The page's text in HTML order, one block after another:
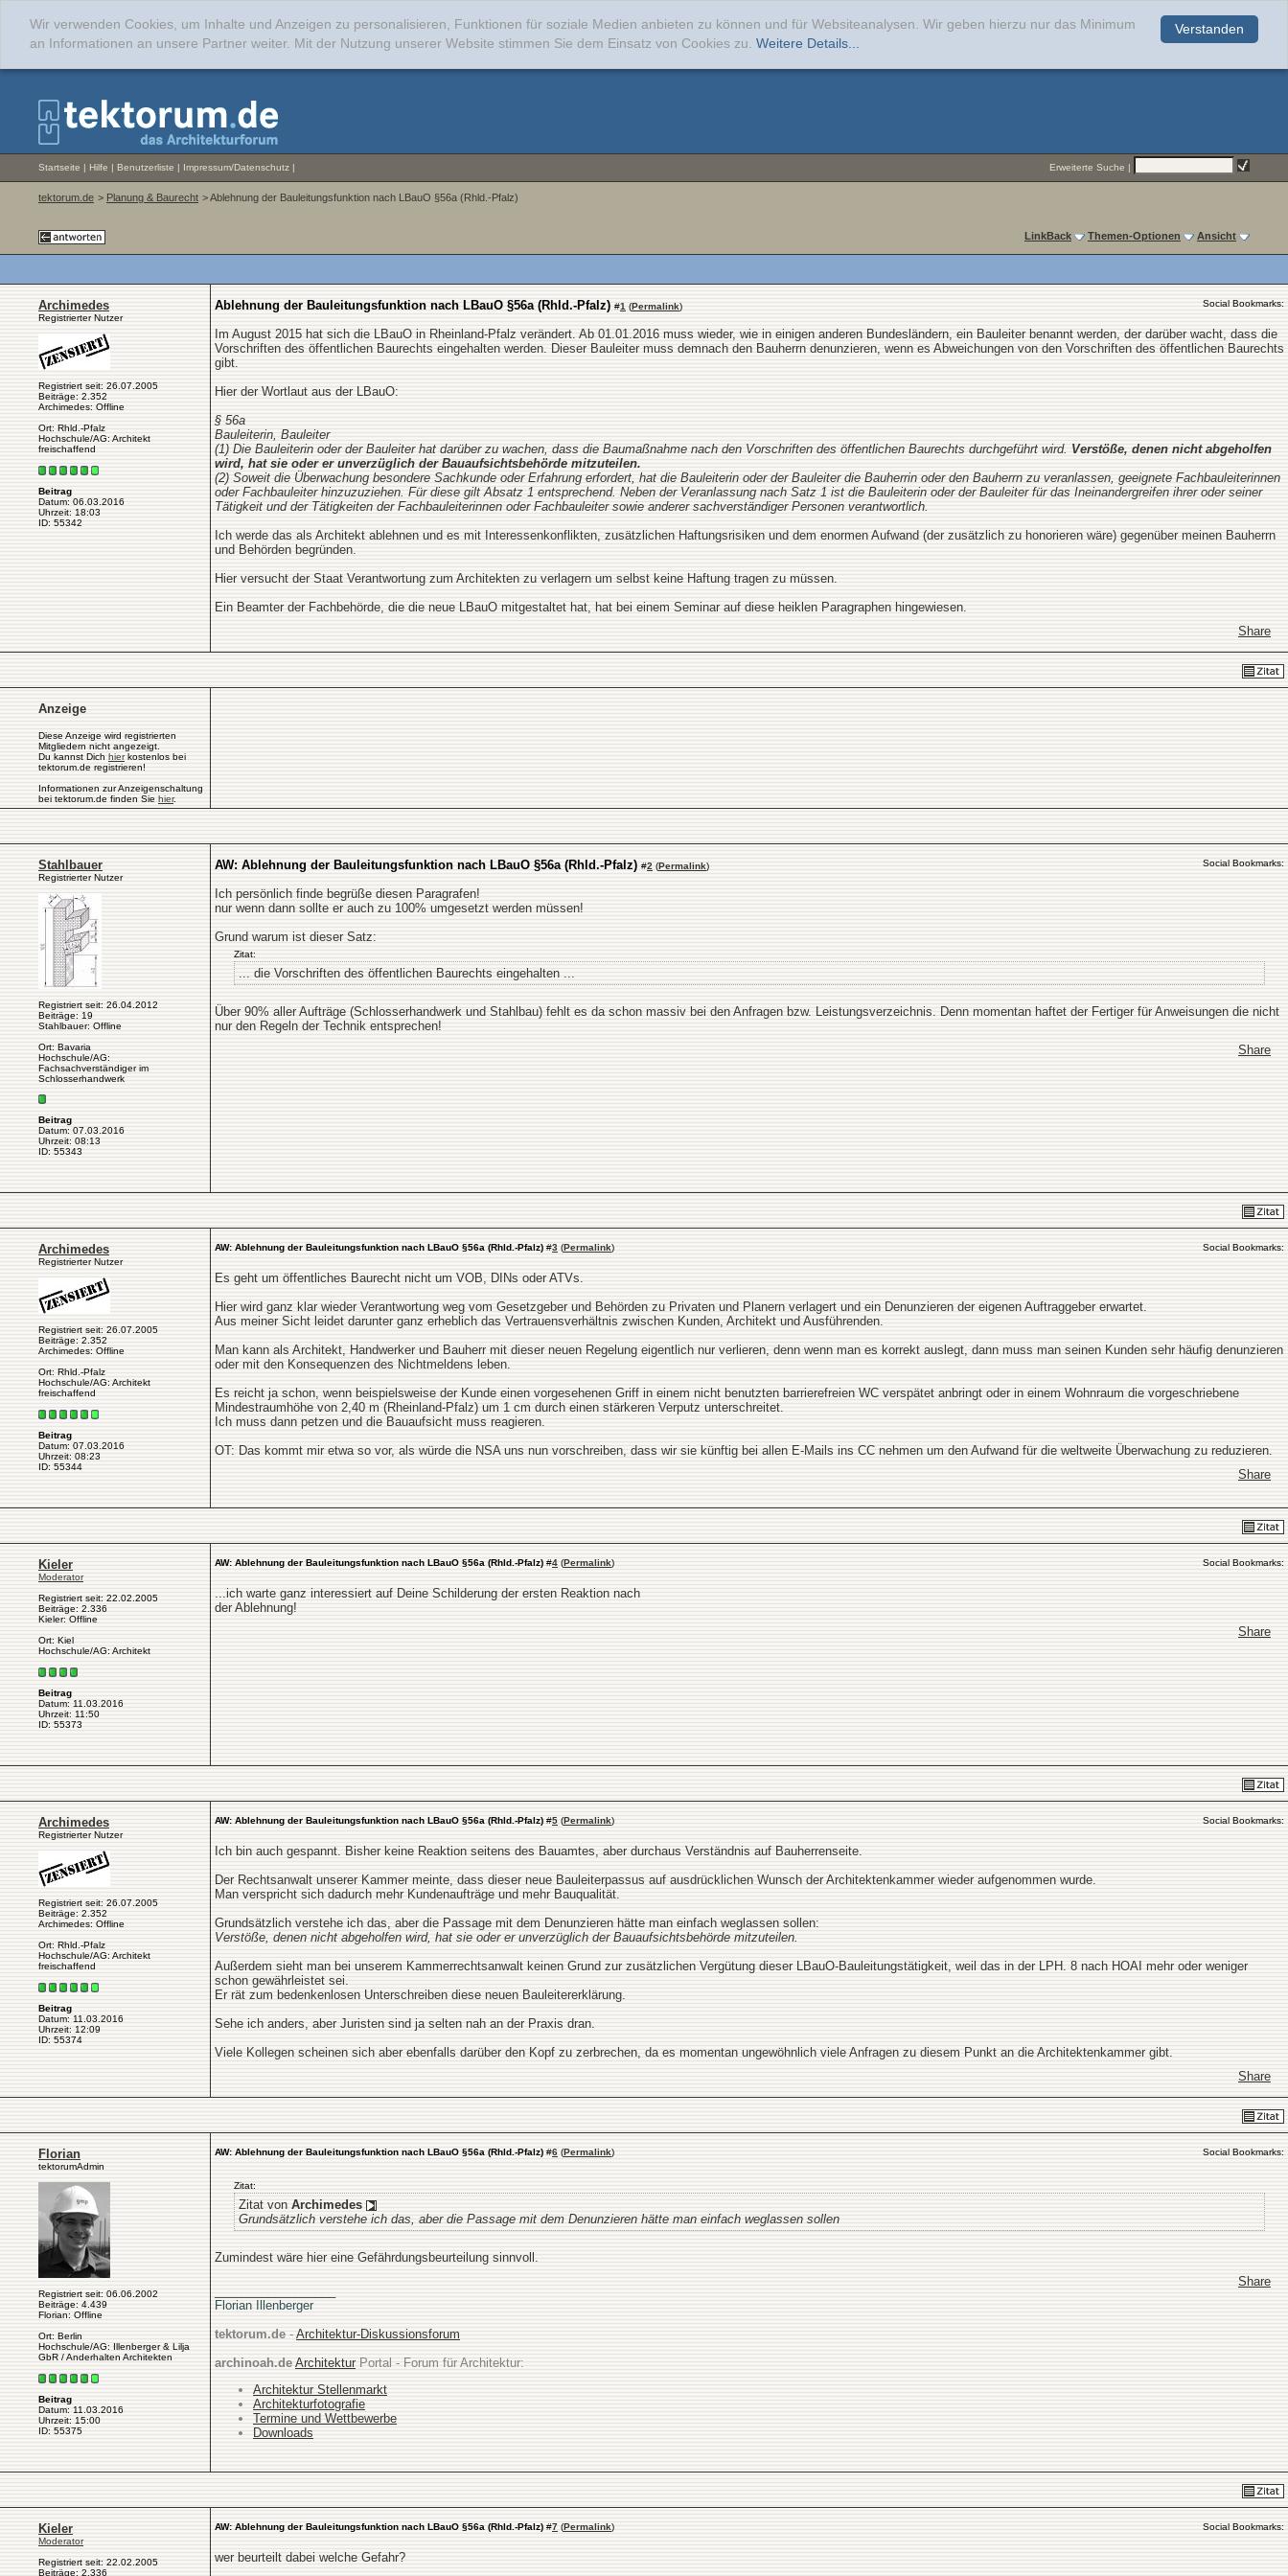
Verstanden
Wir verwenden Cookies, um Inhalte und Anzeigen zu personalisieren, Funktionen für soziale Medien anbieten zu können und für Websiteanalysen. Wir geben hierzu nur das Minimum
an Informationen an unsere Partner weiter. Mit der Nutzung unserer Website stimmen Sie dem Einsatz von Cookies zu. Weitere Details...
Startseite | Hilfe | Benutzerliste | Impressum/Datenschutz | Erweiterte Suche |
tektorum.de > Planung & Baurecht > Ablehnung der Bauleitungsfunktion nach LBauO §56a (Rhld.-Pfalz)
LinkBack Themen-Optionen Ansicht
Archimedes
Registrierter Nutzer
Registriert seit: 26.07.2005
Beiträge: 2.352
Archimedes: Offline
Ort: Rhld.-Pfalz
Hochschule/AG: Architekt
freischaffend
Beitrag
Datum: 06.03.2016
Uhrzeit: 18:03
ID: 55342
Ablehnung der Bauleitungsfunktion nach LBauO §56a (Rhld.-Pfalz) #1 (Permalink) Social Bookmarks:
Im August 2015 hat sich die LBauO in Rheinland-Pfalz verändert. Ab 01.01.2016 muss wieder, wie in einigen anderen Bundesländern, ein Bauleiter benannt werden, der darüber wacht, dass die
Vorschriften des öffentlichen Baurechts eingehalten werden. Dieser Bauleiter muss demnach den Bauherrn denunzieren, wenn es Abweichungen von den Vorschriften des öffentlichen Baurechts
gibt.
Hier der Wortlaut aus der LBauO:
§ 56a
Bauleiterin, Bauleiter
(1) Die Bauleiterin oder der Bauleiter hat darüber zu wachen, dass die Baumaßnahme nach den Vorschriften des öffentlichen Baurechts durchgeführt wird. Verstöße, denen nicht abgeholfen
wird, hat sie oder er unverzüglich der Bauaufsichtsbehörde mitzuteilen.
(2) Soweit die Überwachung besondere Sachkunde oder Erfahrung erfordert, hat die Bauleiterin oder der Bauleiter die Bauherrin oder den Bauherrn zu veranlassen, geeignete Fachbauleiterinnen
oder Fachbauleiter hinzuzuziehen. Für diese gilt Absatz 1 entsprechend. Neben der Veranlassung nach Satz 1 ist die Bauleiterin oder der Bauleiter für das Ineinandergreifen ihrer oder seiner
Tätigkeit und der Tätigkeiten der Fachbauleiterinnen oder Fachbauleiter sowie anderer sachverständiger Personen verantwortlich.
Ich werde das als Architekt ablehnen und es mit Interessenkonflikten, zusätzlichen Haftungsrisiken und dem enormen Aufwand (der zusätzlich zu honorieren wäre) gegenüber meinen Bauherrn
und Behörden begründen.
Hier versucht der Staat Verantwortung zum Architekten zu verlagern um selbst keine Haftung tragen zu müssen.
Ein Beamter der Fachbehörde, die die neue LBauO mitgestaltet hat, hat bei einem Seminar auf diese heiklen Paragraphen hingewiesen.
Share
Anzeige
Diese Anzeige wird registrierten
Mitgliedern nicht angezeigt.
Du kannst Dich hierkostenlos bei
tektorum.de registrieren!
Informationen zur Anzeigenschaltung
bei tektorum.de finden Sie hier.
Stahlbauer
Registrierter Nutzer
Registriert seit: 26.04.2012
Beiträge: 19
Stahlbauer: Offline
Ort: Bavaria
Hochschule/AG:
Fachsachverständiger im
Schlosserhandwerk
Beitrag
Datum: 07.03.2016
Uhrzeit: 08:13
ID: 55343
AW: Ablehnung der Bauleitungsfunktion nach LBauO §56a (Rhld.-Pfalz) #2 (Permalink) Social Bookmarks:
Ich persönlich finde begrüße diesen Paragrafen!
nur wenn dann sollte er auch zu 100% umgesetzt werden müssen!
Grund warum ist dieser Satz:
Zitat:
... die Vorschriften des öffentlichen Baurechts eingehalten ...
Über 90% aller Aufträge (Schlosserhandwerk und Stahlbau) fehlt es da schon massiv bei den Anfragen bzw. Leistungsverzeichnis. Denn momentan haftet der Fertiger für Anweisungen die nicht
nur den Regeln der Technik entsprechen!
Share
Archimedes
Registrierter Nutzer
Registriert seit: 26.07.2005
Beiträge: 2.352
Archimedes: Offline
Ort: Rhld.-Pfalz
Hochschule/AG: Architekt
freischaffend
Beitrag
Datum: 07.03.2016
Uhrzeit: 08:23
ID: 55344
AW: Ablehnung der Bauleitungsfunktion nach LBauO §56a (Rhld.-Pfalz) #3 (Permalink) Social Bookmarks:
Es geht um öffentliches Baurecht nicht um VOB, DINs oder ATVs.
Hier wird ganz klar wieder Verantwortung weg vom Gesetzgeber und Behörden zu Privaten und Planern verlagert und ein Denunzieren der eigenen Auftraggeber erwartet.
Aus meiner Sicht leidet darunter ganz erheblich das Vertrauensverhältnis zwischen Kunden, Architekt und Ausführenden.
Man kann als Architekt, Handwerker und Bauherr mit dieser neuen Regelung eigentlich nur verlieren, denn wenn man es korrekt auslegt, dann muss man seinen Kunden sehr häufig denunzieren
oder mit den Konsequenzen des Nichtmeldens leben.
Es reicht ja schon, wenn beispielsweise der Kunde einen vorgesehenen Griff in einem nicht benutzten barrierefreien WC verspätet anbringt oder in einem Wohnraum die vorgeschriebene
Mindestraumhöhe von 2,40 m (Rheinland-Pfalz) um 1 cm durch einen stärkeren Verputz unterschreitet.
Ich muss dann petzen und die Bauaufsicht muss reagieren.
OT: Das kommt mir etwa so vor, als würde die NSA uns nun vorschreiben, dass wir sie künftig bei allen E-Mails ins CC nehmen um den Aufwand für die weltweite Überwachung zu reduzieren.
Share
Kieler
Moderator
Registriert seit: 22.02.2005
Beiträge: 2.336
Kieler: Offline
Ort: Kiel
Hochschule/AG: Architekt
Beitrag
Datum: 11.03.2016
Uhrzeit: 11:50
ID: 55373
AW: Ablehnung der Bauleitungsfunktion nach LBauO §56a (Rhld.-Pfalz) #4 (Permalink) Social Bookmarks:
...ich warte ganz interessiert auf Deine Schilderung der ersten Reaktion nach
der Ablehnung!
Share
Archimedes
Registrierter Nutzer
Registriert seit: 26.07.2005
Beiträge: 2.352
Archimedes: Offline
Ort: Rhld.-Pfalz
Hochschule/AG: Architekt
freischaffend
Beitrag
Datum: 11.03.2016
Uhrzeit: 12:09
ID: 55374
AW: Ablehnung der Bauleitungsfunktion nach LBauO §56a (Rhld.-Pfalz) #5 (Permalink) Social Bookmarks:
Ich bin auch gespannt. Bisher keine Reaktion seitens des Bauamtes, aber durchaus Verständnis auf Bauherrenseite.
Der Rechtsanwalt unserer Kammer meinte, dass dieser neue Bauleiterpassus auf ausdrücklichen Wunsch der Architektenkammer wieder aufgenommen wurde.
Man verspricht sich dadurch mehr Kundenaufträge und mehr Bauqualität.
Grundsätzlich verstehe ich das, aber die Passage mit dem Denunzieren hätte man einfach weglassen sollen:
Verstöße, denen nicht abgeholfen wird, hat sie oder er unverzüglich der Bauaufsichtsbehörde mitzuteilen.
Außerdem sieht man bei unserem Kammerrechtsanwalt keinen Grund zur zusätzlichen Vergütung dieser LBauO-Bauleitungstätigkeit, weil das in der LPH. 8 nach HOAI mehr oder weniger
schon gewährleistet sei.
Er rät zum bedenkenlosen Unterschreiben diese neuen Bauleitererklärung.
Sehe ich anders, aber Juristen sind ja selten nah an der Praxis dran.
Viele Kollegen scheinen sich aber ebenfalls darüber den Kopf zu zerbrechen, da es momentan ungewöhnlich viele Anfragen zu diesem Punkt an die Architektenkammer gibt.
Share
Florian
tektorumAdmin
Registriert seit: 06.06.2002
Beiträge: 4.439
Florian: Offline
Ort: Berlin
Hochschule/AG: Illenberger & Lilja
GbR / Anderhalten Architekten
Beitrag
Datum: 11.03.2016
Uhrzeit: 15:00
ID: 55375
AW: Ablehnung der Bauleitungsfunktion nach LBauO §56a (Rhld.-Pfalz) #6 (Permalink) Social Bookmarks:
Zitat:
Zitat von Archimedes
Grundsätzlich verstehe ich das, aber die Passage mit dem Denunzieren hätte man einfach weglassen sollen
Zumindest wäre hier eine Gefährdungsbeurteilung sinnvoll.
Share
Florian Illenberger
tektorum.de - Architektur-Diskussionsforum
archinoah.de ArchitekturPortal - Forum für Architektur:
Architektur Stellenmarkt
Architekturfotografie
Termine und Wettbewerbe
Downloads
Kieler
Moderator
Registriert seit: 22.02.2005
Beiträge: 2.336
AW: Ablehnung der Bauleitungsfunktion nach LBauO §56a (Rhld.-Pfalz) #7 (Permalink) Social Bookmarks:
wer beurteilt dabei welche Gefahr?